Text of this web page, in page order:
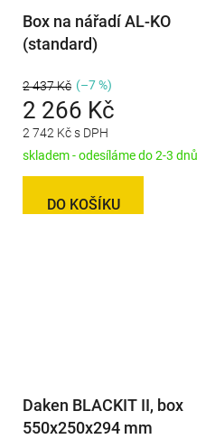
Box na nářadí AL-KO
(standard)
2 742 Kč s DPH
2 266 Kč
2 437 Kč (–7 %)
skladem - odesíláme do 2-3 dnů
DO KOŠÍKU
Daken BLACKIT II, box
550x250x294 mm